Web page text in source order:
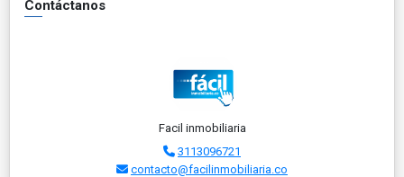
Contáctanos
Facil inmobiliaria
3113096721
contacto@facilinmobiliaria.co